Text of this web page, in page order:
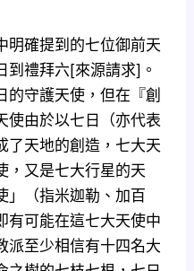
明確提到的七位御前天
到禮拜六[來源請求]。
的守護天使，但在『創
使由於以七日（亦代表
了天地的創造，七大天
，又是七大行星的天
」（指米迦勒、加百
有可能在這七大天使中
派至少相信有十四名大